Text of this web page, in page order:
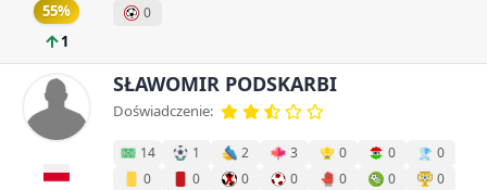
55%
1
0
SŁAWOMIR PODSKARBI
Doświadczenie:
14 1 2 3 0 0
0
0
0 0 0 0 0
0